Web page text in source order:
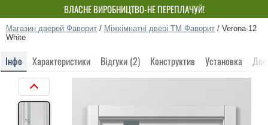
ВЛАСНЕ ВИРОБНИЦТВО-НЕ ПЕРЕПЛАЧУЙ!
Магазин дверей Фаворит / Міжкімнатні двері ТМ Фаворит / Verona-12
White
Інфо Характеристики Відгуки (2) Конструктив Установка